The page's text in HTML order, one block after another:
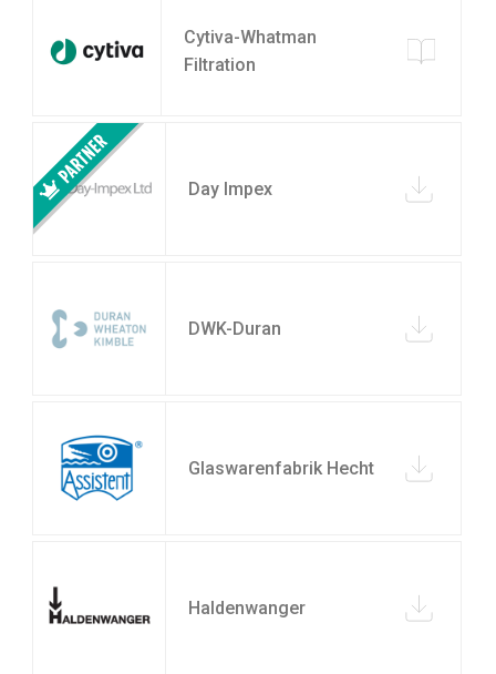
Cytiva-Whatman
Filtration
Day Impex
DWK-Duran
Glaswarenfabrik Hecht
Haldenwanger